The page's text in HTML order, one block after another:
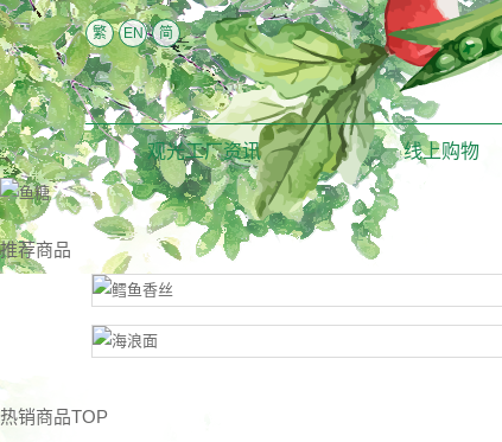
繁 EN 简
观光工厂资讯 线上购物
推荐商品
热销商品TOP